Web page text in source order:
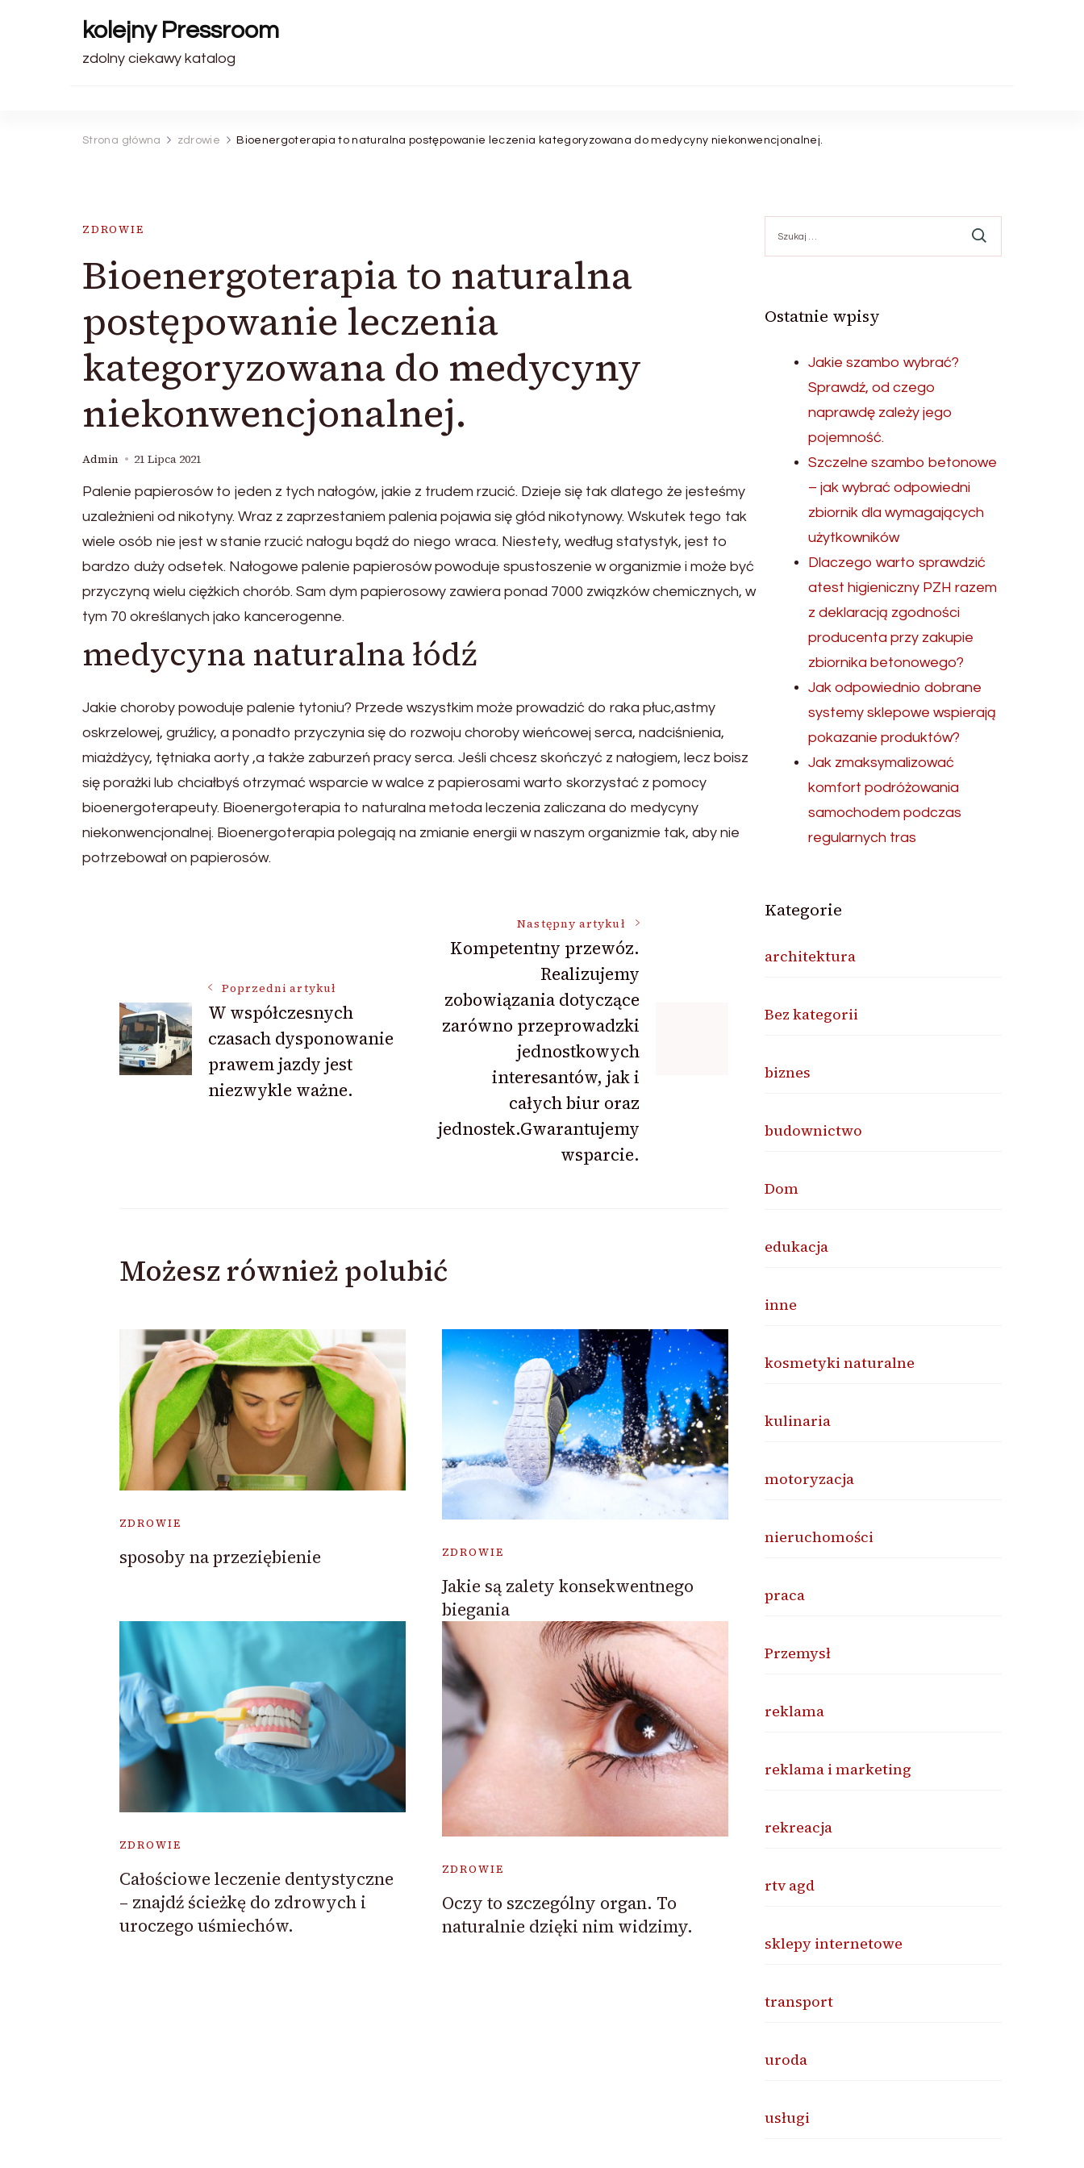
kolejny Pressroom
zdolny ciekawy katalog
Strona główna zdrowie Bioenergoterapia to naturalna postępowanie leczenia kategoryzowana do medycyny niekonwencjonalnej.
ZDROWIE
Bioenergoterapia to naturalna
postępowanie leczenia
kategoryzowana do medycyny
niekonwencjonalnej.
Admin 21 Lipca 2021
Palenie papierosów to jeden z tych nałogów, jakie z trudem rzucić. Dzieje się tak dlatego że jesteśmy
uzależnieni od nikotyny. Wraz z zaprzestaniem palenia pojawia się głód nikotynowy. Wskutek tego tak
wiele osób nie jest w stanie rzucić nałogu bądź do niego wraca. Niestety, według statystyk, jest to
bardzo duży odsetek. Nałogowe palenie papierosów powoduje spustoszenie w organizmie i może być
przyczyną wielu ciężkich chorób. Sam dym papierosowy zawiera ponad 7000 związków chemicznych, w
tym 70 określanych jako kancerogenne.
medycyna naturalna łódź
Jakie choroby powoduje palenie tytoniu? Przede wszystkim może prowadzić do raka płuc,astmy
oskrzelowej, gruźlicy, a ponadto przyczynia się do rozwoju choroby wieńcowej serca, nadciśnienia,
miażdżycy, tętniaka aorty ,a także zaburzeń pracy serca. Jeśli chcesz skończyć z nałogiem, lecz boisz
się porażki lub chciałbyś otrzymać wsparcie w walce z papierosami warto skorzystać z pomocy
bioenergoterapeuty. Bioenergoterapia to naturalna metoda leczenia zaliczana do medycyny
niekonwencjonalnej. Bioenergoterapia polegają na zmianie energii w naszym organizmie tak, aby nie
potrzebował on papierosów.
wpisu
Poprzedni artykuł
W współczesnych
czasach dysponowanie
prawem jazdy jest
niezwykle ważne.
Następny artykuł
Kompetentny przewóz.
Realizujemy
zobowiązania dotyczące
zarówno przeprowadzki
jednostkowych
interesantów, jak i
całych biur oraz
jednostek.Gwarantujemy
wsparcie.
Możesz również polubić
ZDROWIE
sposoby na przeziębienie ZDROWIE
Jakie są zalety konsekwentnego
biegania
ZDROWIE
Całościowe leczenie dentystyczne
– znajdź ścieżkę do zdrowych i
uroczego uśmiechów.
ZDROWIE
Oczy to szczególny organ. To
naturalnie dzięki nim widzimy.
Ostatnie wpisy
Jakie szambo wybrać?
Sprawdź, od czego
naprawdę zależy jego
pojemność.
Szczelne szambo betonowe
– jak wybrać odpowiedni
zbiornik dla wymagających
użytkowników
Dlaczego warto sprawdzić
atest higieniczny PZH razem
z deklaracją zgodności
producenta przy zakupie
zbiornika betonowego?
Jak odpowiednio dobrane
systemy sklepowe wspierają
pokazanie produktów?
Jak zmaksymalizować
komfort podróżowania
samochodem podczas
regularnych tras
Kategorie
architektura
Bez kategorii
biznes
budownictwo
Dom
edukacja
inne
kosmetyki naturalne
kulinaria
motoryzacja
nieruchomości
praca
Przemysł
reklama
reklama i marketing
rekreacja
rtv agd
sklepy internetowe
transport
uroda
usługi